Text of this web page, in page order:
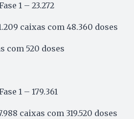
1 – 23.272
caixas com 48.360 doses
com 520 doses
1 – 179.361
caixas com 319.520 doses